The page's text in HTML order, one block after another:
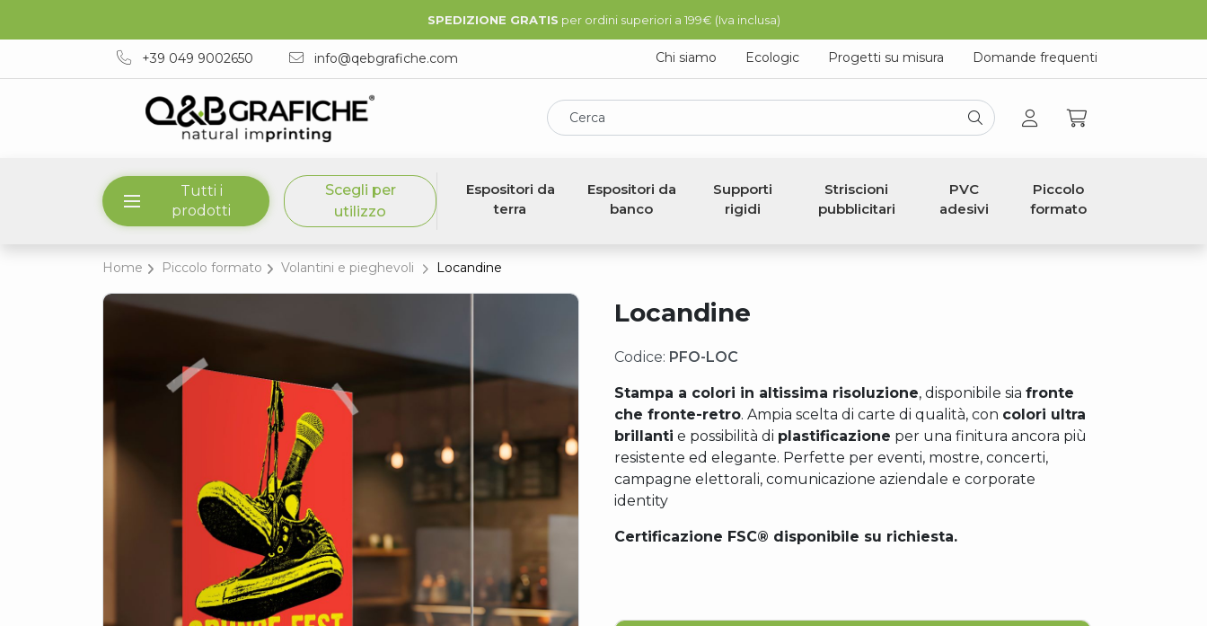
SPEDIZIONE GRATIS per ordini superiori a 199€ (Iva inclusa)
+39 049 9002650 info@qebgrafiche.com Chi siamo Ecologic Progetti su misura Domande frequenti
Cerca
Tutti i
prodotti
Scegli per
utilizzo
Espositori da
terra
Espositori da
banco
Supporti
rigidi
Striscioni
pubblicitari
PVC
adesivi
Piccolo
formato
Home Piccolo formato Volantini e pieghevoli Locandine
Locandine
Codice: PFO-LOC
Stampa a colori in altissima risoluzione, disponibile sia fronte
che fronte-retro. Ampia scelta di carte di qualità, con colori ultra
brillanti e possibilità di plastificazione per una finitura ancora più
resistente ed elegante. Perfette per eventi, mostre, concerti,
campagne elettorali, comunicazione aziendale e corporate
identity
Certificazione FSC® disponibile su richiesta.